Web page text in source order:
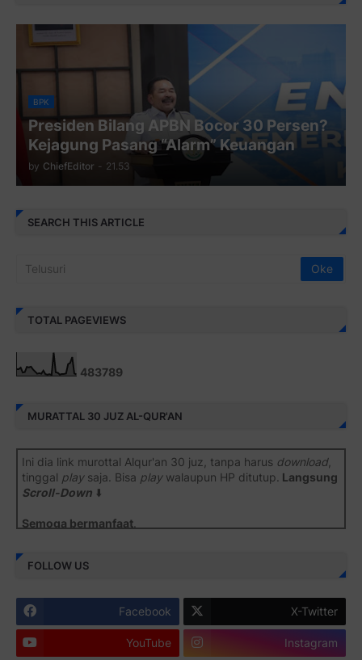
BPK
Presiden Bilang APBN Bocor 30 Persen?
Kejagung Pasang “Alarm” Keuangan
by ChiefEditor - 21.53
SEARCH THIS ARTICLE
TOTAL PAGEVIEWS
483789
MURATTAL 30 JUZ AL-QUR'AN
Ini dia link murottal Alqur'an 30 juz, tanpa harus download,
tinggal playsaja. Bisa playwalaupun HP ditutup. Langsung
Scroll-Down ⬇️
Semoga bermanfaat
Juz 1 ⇨
Juz 3 ⇨ http://j.mp/2bFSrtF
Juz 4 ⇨ http://j.mp/2b8SXi3
FOLLOW US
Facebook X-Twitter
YouTube Instagram